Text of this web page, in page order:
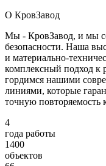
О КровЗавод
Мы - КровЗавод, и мы
безопасности. Наша
и материально-
комплексный подход
гордимся нашими
линиями, которые
точную повторяемость
4
года работы
1400
объектов